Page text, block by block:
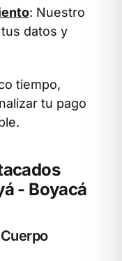
: Nuestro
datos y
tiempo,
tu pago
- Boyacá